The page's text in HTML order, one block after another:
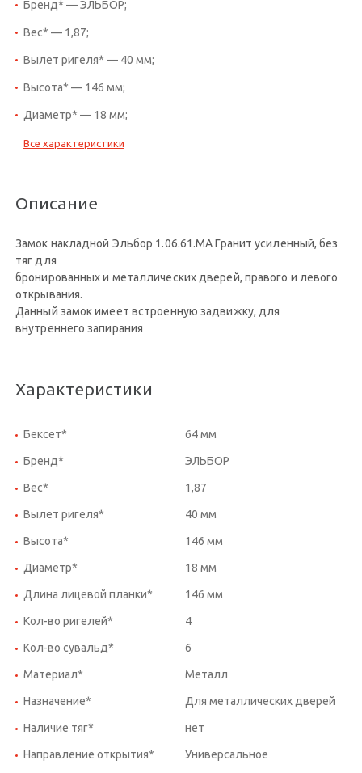
Бренд* — ЭЛЬБОР;
Вес* — 1,87;
Вылет ригеля* — 40 мм;
Высота* — 146 мм;
Диаметр* — 18 мм;
Все характеристики
Описание
Замок накладной Эльбор 1.06.61.МА Гранит усиленный, без
тяг для
бронированных и металлических дверей, правого и левого
открывания.
Данный замок имеет встроенную задвижку, для
внутреннего запирания
Характеристики
Бексет* 64 мм
Бренд* ЭЛЬБОР
Вес* 1,87
Вылет ригеля* 40 мм
Высота* 146 мм
Диаметр* 18 мм
Длина лицевой планки* 146 мм
Кол-во ригелей* 4
Кол-во сувальд* 6
Материал* Металл
Назначение* Для металлических дверей
Наличие тяг* нет
Направление открытия* Универсальное